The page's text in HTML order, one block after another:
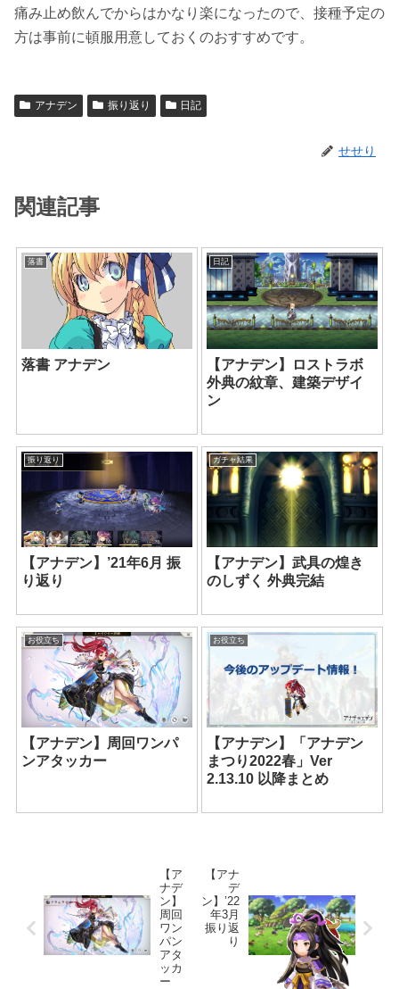
痛み止め飲んでからはかなり楽になったので、接種予定の
方は事前に頓服用意しておくのおすすめです。
アナデン 振り返り 日記
せせり
関連記事
落書
落書 アナデン
日記
【アナデン】ロストラボ
外典の紋章、建築デザイ
ン
振り返り
【アナデン】’21年6月 振
り返り
ガチャ結果
【アナデン】武具の煌き
のしずく 外典完結
お役立ち
【アナデン】周回ワンパ
ンアタッカー
お役立ち
【アナデン】「アナデン
まつり2022春」Ver
2.13.10 以降まとめ
【ア
ナデ
ン】
周回
ワン
パン
アタ
ッカ
ー
【アナ
デ
ン】’22
年3月
振り返
り